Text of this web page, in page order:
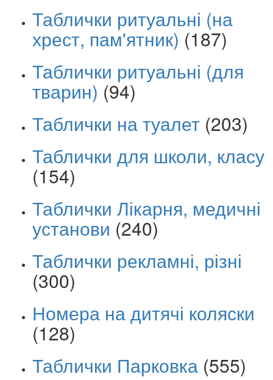
Таблички ритуальні (на
хрест, пам'ятник) (187)
Таблички ритуальні (для
тварин) (94)
Таблички на туалет (203)
Таблички для школи, класу
(154)
Таблички Лікарня, медичні
установи (240)
Таблички рекламні, різні
(300)
Номера на дитячі коляски
(128)
Таблички Парковка (555)